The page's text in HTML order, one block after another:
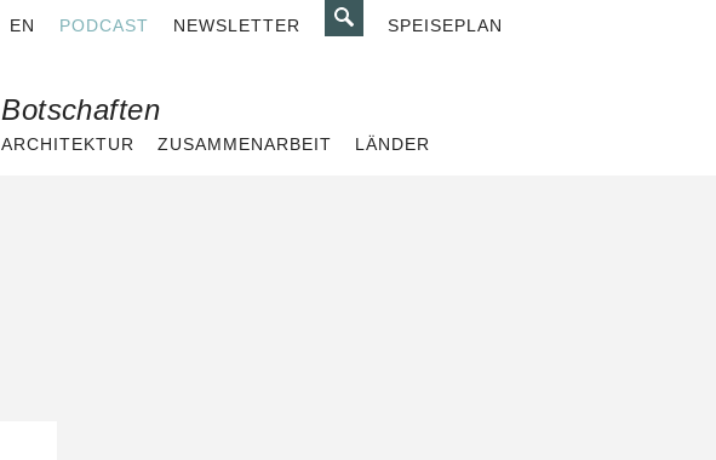
EN PODCAST NEWSLETTER
SUCHE
SPEISEPLAN
Botschaften
ARCHITEKTUR ZUSAMMENARBEIT LÄNDER